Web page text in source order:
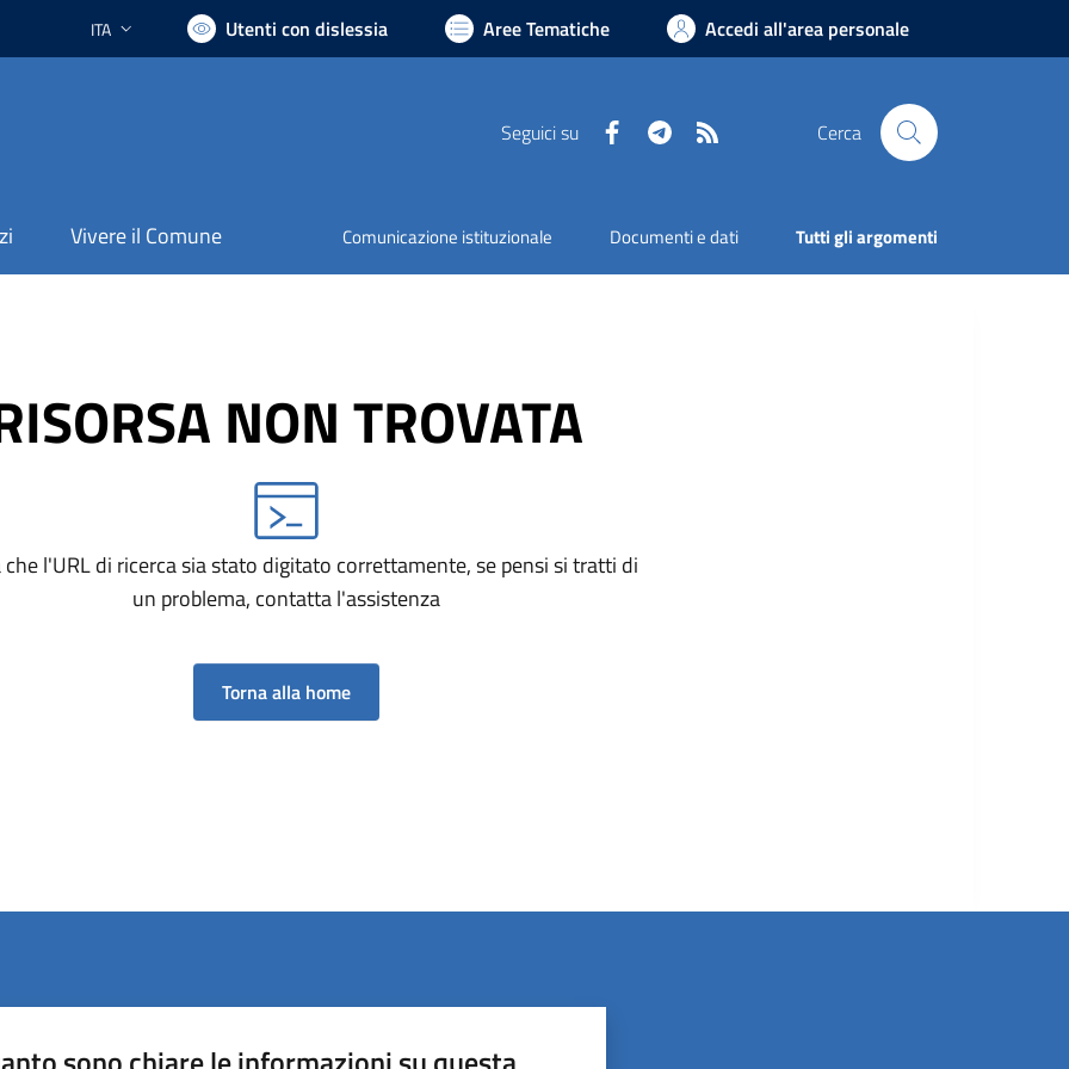
Lingua attiva:
ITA Utenti con dislessia Aree Tematiche Accedi all'area personale
Seguici su FacebookTelegram Cerca
Vivere il Comune Comunicazione istituzionale Documenti e dati Tutti gli argomenti
NON TROVATA
che l'URL di ricerca sia stato digitato correttamente, se pensi si tratti di
un problema, contatta l'assistenza
Torna alla home